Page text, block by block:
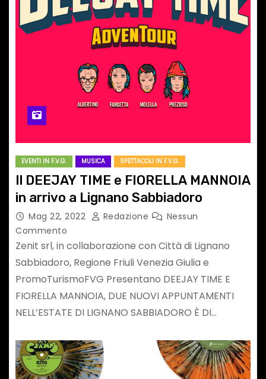
EVENTI IN F.V.G. MUSICA SPETTACOLI IN F.V.G.
Il DEEJAY TIME e FIORELLA MANNOIA
in arrivo a Lignano Sabbiadoro
Mag 22, 2022 Redazione
Nessun
Commento
Zenit srl, in collaborazione con Città di Lignano
Sabbiadoro, Regione Friuli Venezia Giulia e
PromoTurismoFVG Presentano DEEJAY TIME E
FIORELLA MANNOIA, DUE NUOVI APPUNTAMENTI
NELL’ESTATE DI LIGNANO SABBIADORO È DI…